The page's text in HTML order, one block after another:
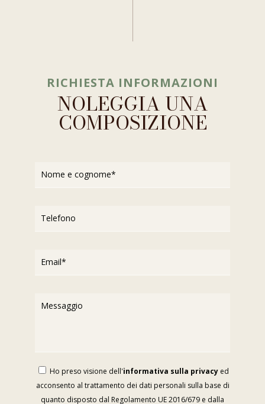
RICHIESTA INFORMAZIONI
NOLEGGIA UNA
COMPOSIZIONE
Ho preso visione dell'informativa sulla privacy ed
acconsento al trattamento dei dati personali sulla base di
quanto disposto dal Regolamento UE 2016/679 e dalla